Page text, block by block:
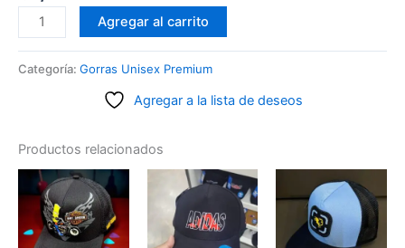
The
Farmer
Segunda
Linea
Agregar al carrito
Categoría: Gorras Unisex Premium
Agregar a la lista de deseos
Productos relacionados